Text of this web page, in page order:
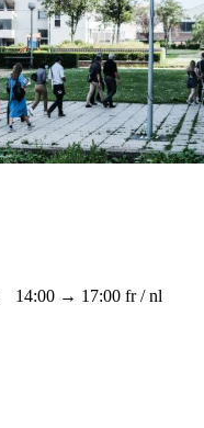
14:00 → 17:00 fr / nl